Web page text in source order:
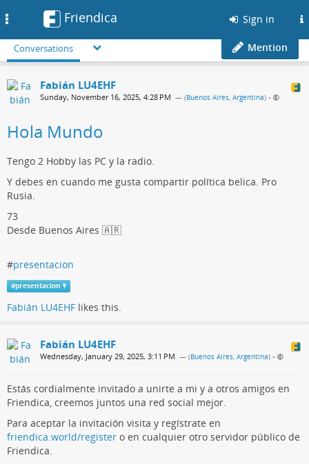
Friendica Sign in
Conversations Mention
Fabián LU4EHF
Sunday, November 16, 2025, 4:28 PM — (Buenos Aires, Argentina) •
Hola Mundo
Tengo 2 Hobby las PC y la radio.
Y debes en cuando me gusta compartir política belica. Pro
Rusia.
73
Desde Buenos Aires 🇦🇷
#presentacion
#presentacion
Fabián LU4EHF likes this.
Fabián LU4EHF
Wednesday, January 29, 2025, 3:11 PM — (Buenos Aires, Argentina) •
Estás cordialmente invitado a unirte a mi y a otros amigos en
Friendica, creemos juntos una red social mejor.
Para aceptar la invitación visita y regístrate en
friendica.world/register o en cualquier otro servidor público de
Friendica.